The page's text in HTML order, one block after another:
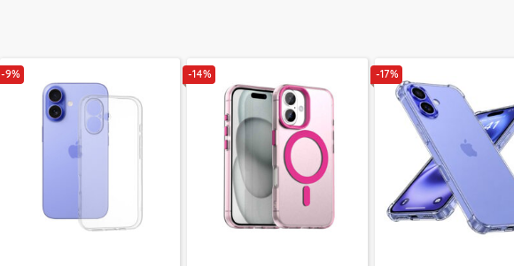
-9% -14% -17%